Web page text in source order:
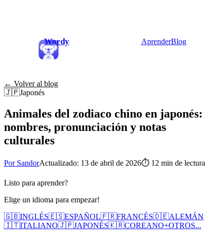
Wordy AprenderBlog
← Volver al blog
🇯🇵Japonés
Animales del zodiaco chino en japonés:
nombres, pronunciación y notas
culturales
Por SandorActualizado: 13 de abril de 2026⏱ 12 min de lectura
Listo para aprender?
Elige un idioma para empezar!
🇬🇧INGLÉS🇪🇸ESPAÑOL🇫🇷FRANCÉS🇩🇪ALEMÁN
🇮🇹ITALIANO🇯🇵JAPONÉS🇰🇷COREANO+OTROS...